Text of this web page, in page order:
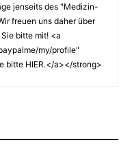
jenseits des "Medizin-
freuen uns daher über
bitte mit! <a
my/profile"
bitte HIER.</a></strong>